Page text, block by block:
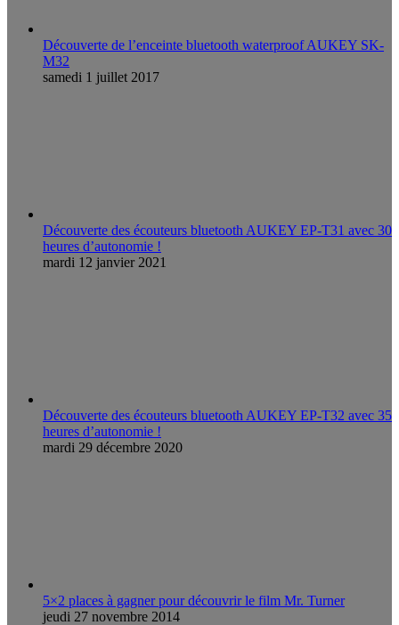
Découverte de l’enceinte bluetooth waterproof AUKEY SK-
M32
samedi 1 juillet 2017
Découverte des écouteurs bluetooth AUKEY EP-T31 avec 30
heures d’autonomie !
mardi 12 janvier 2021
Découverte des écouteurs bluetooth AUKEY EP-T32 avec 35
heures d’autonomie !
mardi 29 décembre 2020
5×2 places à gagner pour découvrir le film Mr. Turner
jeudi 27 novembre 2014